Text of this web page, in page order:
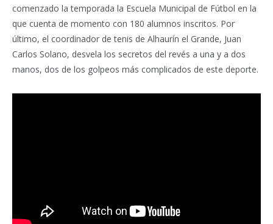
comenzado la temporada la Escuela Municipal de Fútbol en la
que cuenta de momento con 180 alumnos inscritos. Por
último, el coordinador de tenis de Alhaurín el Grande, Juan
Carlos Solano, desvela los secretos del revés a una y a dos
manos, dos de los golpeos más complicados de este deporte.